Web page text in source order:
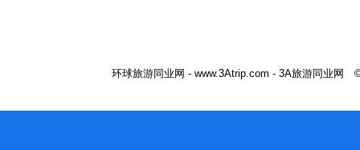
环球旅游同业网 - www.3Atrip.com - 3A旅游同业